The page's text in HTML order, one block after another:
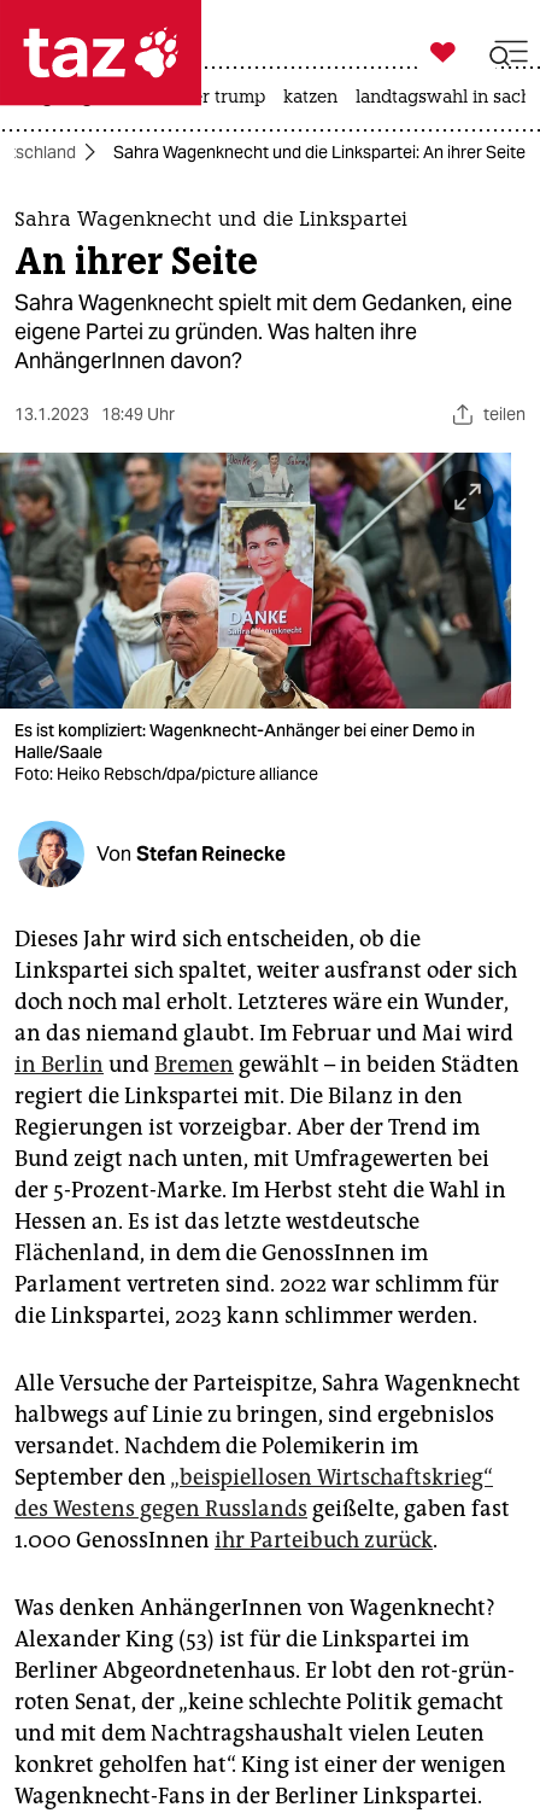
 taz zahl ich
taz zahl ich
themen
politik
öko
gesellschaft
sport
berlin
nord
wahrheit
verlag
verlag
shop
fragen & hilfe
unterstützen
abo
genossenschaft
epaper login

taz zahl ich
usa unter trump katzen landtagswahl in
Sahra Wagenknecht und die Linkspartei: An ihrer Seite
Sahra Wagenknecht und die Linkspartei
An ihrer Seite
Sahra Wagenknecht spielt mit dem Gedanken, eine
eigene Partei zu gründen. Was halten ihre
AnhängerInnen davon?
13.1.2023 18:49 Uhr teilen
Es ist kompliziert: Wagenknecht-Anhänger bei einer Demo in
Halle/Saale
Foto: Heiko Rebsch/dpa/picture alliance
Von Stefan Reinecke
Dieses Jahr wird sich entscheiden, ob die
Linkspartei sich spaltet, weiter ausfranst oder sich
doch noch mal erholt. Letzteres wäre ein Wunder,
an das niemand glaubt. Im Februar und Mai wird
in Berlin undBremen gewählt – in beiden Städten
regiert die Linkspartei mit. Die Bilanz in den
Regierungen ist vorzeigbar. Aber der Trend im
Bund zeigt nach unten, mit Umfragewerten bei
der 5-Prozent-Marke. Im Herbst steht die Wahl in
Hessen an. Es ist das letzte westdeutsche
Flächenland, in dem die GenossInnen im
Parlament vertreten sind. 2022 war schlimm für
die Linkspartei, 2023 kann schlimmer werden.
Alle Versuche der Parteispitze, Sahra Wagenknecht
halbwegs auf Linie zu bringen, sind ergebnislos
versandet. Nachdem die Polemikerin im
September den „beispiellosen Wirtschaftskrieg“
des Westens gegen Russlands geißelte, gaben fast
1.000 GenossInnen ihr Parteibuch zurück.
Was denken AnhängerInnen von Wagenknecht?
Alexander King (53) ist für die Linkspartei im
Berliner Abgeordnetenhaus. Er lobt den rot-grün-
roten Senat, der „keine schlechte Politik gemacht
und mit dem Nachtragshaushalt vielen Leuten
konkret geholfen hat“. King ist einer der wenigen
Wagenknecht-Fans in der Berliner Linkspartei.